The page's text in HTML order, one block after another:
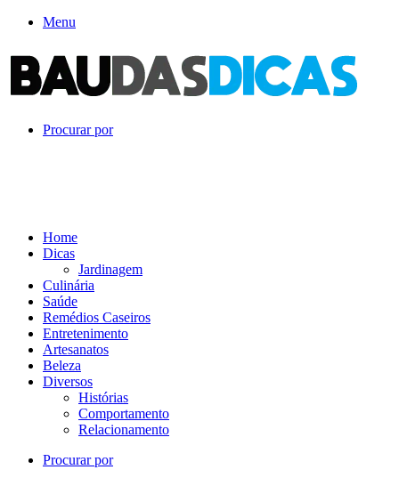
Menu
Procurar por
Home
Dicas
Jardinagem
Culinária
Saúde
Remédios Caseiros
Entretenimento
Artesanatos
Beleza
Diversos
Histórias
Comportamento
Relacionamento
Procurar por